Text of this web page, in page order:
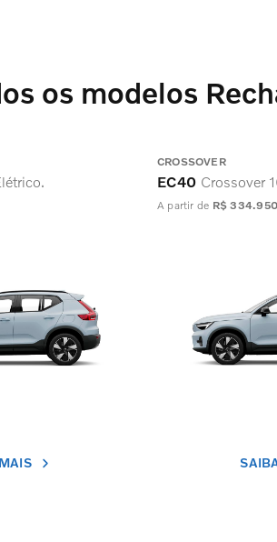
os modelos
CROSSOVER
EC40 Crossover
A partir de R$ 334.950